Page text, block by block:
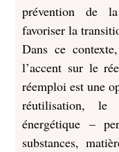
prévention de
favoriser la
Dans ce
l’accent sur le
réemploi est une
réutilisation, le
énergétique –
substances,